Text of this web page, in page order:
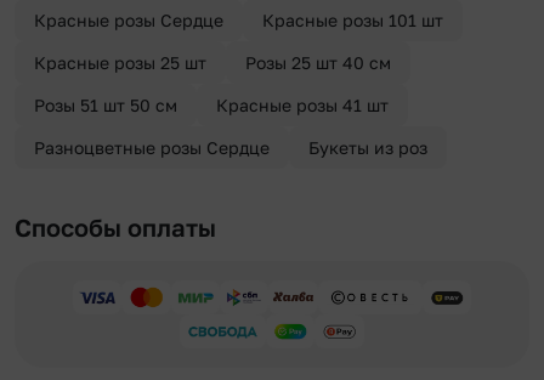
Красные розы Сердце Красные розы 101 шт
Красные розы 25 шт Розы 25 шт 40 см
Розы 51 шт 50 см Красные розы 41 шт
Разноцветные розы Сердце Букеты из роз
Способы оплаты